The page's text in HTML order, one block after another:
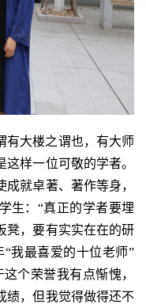
有大楼之谓也，有大师
样一位可敬的学者。
就卓著、著作等身，
生：“真正的学者要埋
凳，要有实实在在的研
“我最喜爱的十位老师”
个荣誉我有点惭愧，
绩，但我觉得做得还不